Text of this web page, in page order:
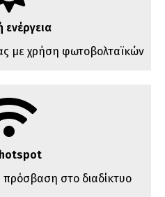
ενέργεια
με χρήση φωτοβολταϊκών
στο διαδίκτυο